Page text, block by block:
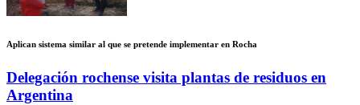
Aplican sistema similar al que se pretende implementar en Rocha
Delegación rochense visita plantas de residuos en
Argentina